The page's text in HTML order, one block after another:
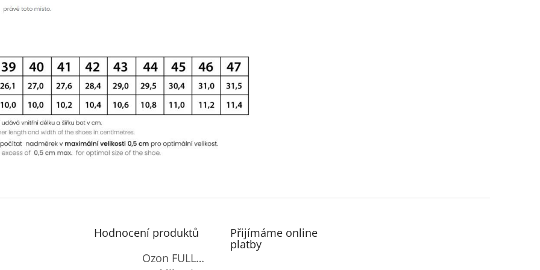
Hodnocení produktů
Ozon FULL-OXY antimicrobial
Přijímáme online
platby